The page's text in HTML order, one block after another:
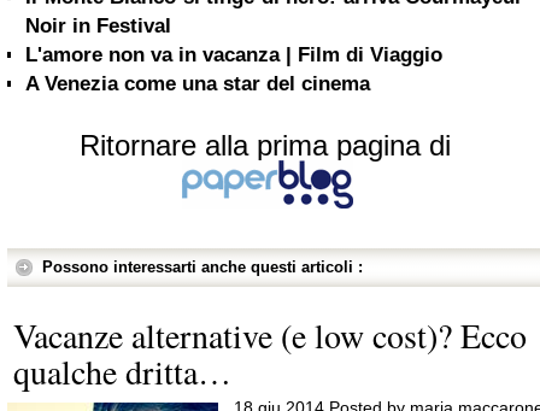
Noir in Festival
L'amore non va in vacanza | Film di Viaggio
A Venezia come una star del cinema
Ritornare alla prima pagina di
Possono interessarti anche questi articoli :
Vacanze alternative (e low cost)? Ecco
qualche dritta…